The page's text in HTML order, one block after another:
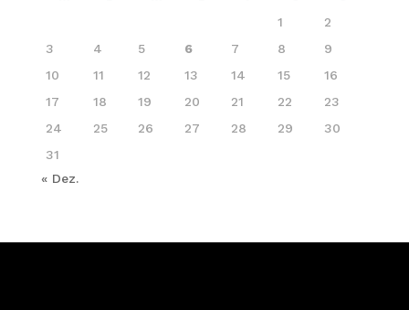
1
2
3
4 5 6 7 8
9
10
11 12 13 14 15
16
17
18 19 20 21 22
23
24
25 26 27 28 29
30
31
« Dez.